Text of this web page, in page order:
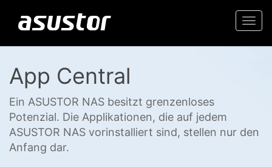
App Central
Ein ASUSTOR NAS besitzt grenzenloses
Potenzial. Die Applikationen, die auf jedem
ASUSTOR NAS vorinstalliert sind, stellen nur den
Anfang dar.